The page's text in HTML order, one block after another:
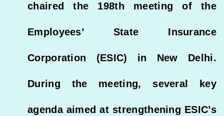
chaired the 198th meeting of the
Employees’ State Insurance
Corporation (ESIC) in New Delhi.
During the meeting, several key
agenda aimed at strengthening ESIC’s